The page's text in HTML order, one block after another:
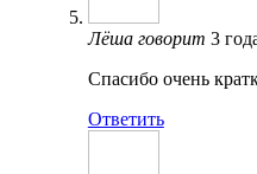
Лёша говорит 3
Спасибо очень
Ответить